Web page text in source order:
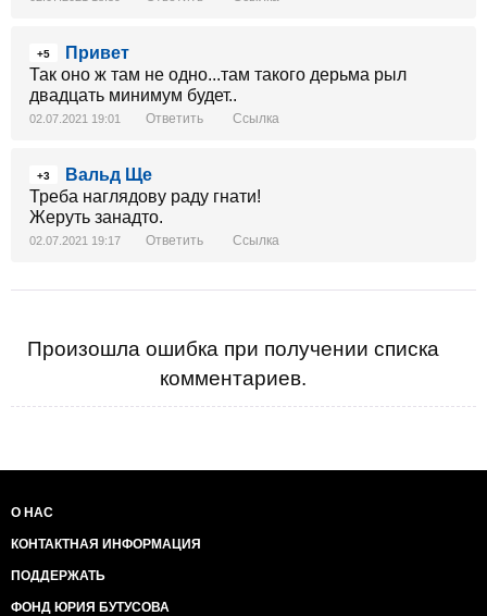
+5
Привет
Так оно ж там не одно...там такого дерьма рыл
двадцать минимум будет..
02.07.2021 19:01 Ответить Ссылка
+3
Вальд Ще
Треба наглядову раду гнати!
Жеруть занадто.
02.07.2021 19:17 Ответить Ссылка
Произошла ошибка при получении списка
комментариев.
О НАС
КОНТАКТНАЯ ИНФОРМАЦИЯ
ПОДДЕРЖАТЬ
ФОНД ЮРИЯ БУТУСОВА